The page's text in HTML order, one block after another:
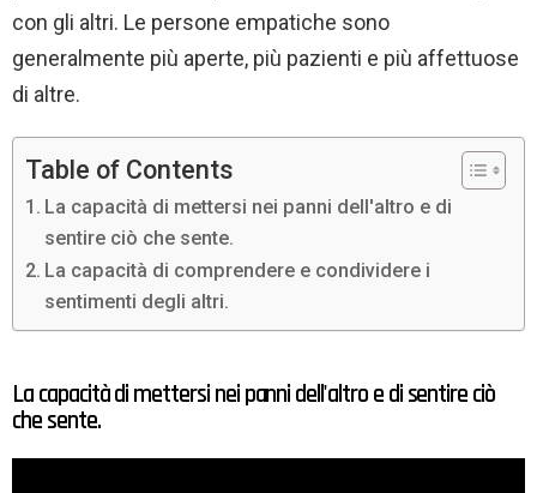
con gli altri. Le persone empatiche sono
generalmente più aperte, più pazienti e più affettuose
di altre.
Table of Contents
La capacità di mettersi nei panni dell'altro e di
sentire ciò che sente.
La capacità di comprendere e condividere i
sentimenti degli altri.
La capacità di mettersi nei panni dell'altro e di sentire ciò
che sente.